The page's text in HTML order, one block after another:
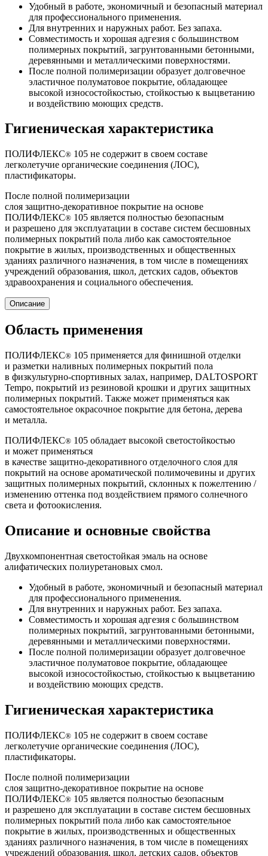
Удобный в работе, экономичный и безопасный материал
для профессионального применения.
Для внутренних и наружных работ. Без запаха.
Совместимость и хорошая адгезия с большинством
полимерных покрытий, загрунтованными бетонными,
деревянными и металлическими поверхностями.
После полной полимеризации образует долговечное
эластичное полуматовое покрытие, обладающее
высокой износостойкостью, стойкостью к выцветанию
и воздействию моющих средств.
Гигиеническая характеристика
ПОЛИФЛЕКС® 105 не содержит в своем составе
легколетучие органические соединения (ЛОС),
пластификаторы.
После полной полимеризации
слоя защитно-декоративное покрытие на основе
ПОЛИФЛЕКС® 105 является полностью безопасным
и разрешено для эксплуатации в составе систем бесшовных
полимерных покрытий пола либо как самостоятельное
покрытие в жилых, производственных и общественных
зданиях различного назначения, в том числе в помещениях
учреждений образования, школ, детских садов, объектов
здравоохранения и социального обеспечения.
Описание
Область применения
ПОЛИФЛЕКС® 105 применяется для финишной отделки
и разметки наливных полимерных покрытий пола
в физкультурно-спортивных залах, например, DALTOSPORT
Tempo, покрытий из резиновой крошки и других защитных
полимерных покрытий. Также может применяться как
самостоятельное окрасочное покрытие для бетона, дерева
и металла.
ПОЛИФЛЕКС® 105 обладает высокой светостойкостью
и может применяться
в качестве защитно-декоративного отделочного слоя для
покрытий на основе ароматической полимочевины и других
защитных полимерных покрытий, склонных к пожелтению /
изменению оттенка под воздействием прямого солнечного
света и фотоокисления.
Описание и основные свойства
Двухкомпонентная светостойкая эмаль на основе
алифатических полиуретановых смол.
Удобный в работе, экономичный и безопасный материал
для профессионального применения.
Для внутренних и наружных работ. Без запаха.
Совместимость и хорошая адгезия с большинством
полимерных покрытий, загрунтованными бетонными,
деревянными и металлическими поверхностями.
После полной полимеризации образует долговечное
эластичное полуматовое покрытие, обладающее
высокой износостойкостью, стойкостью к выцветанию
и воздействию моющих средств.
Гигиеническая характеристика
ПОЛИФЛЕКС® 105 не содержит в своем составе
легколетучие органические соединения (ЛОС),
пластификаторы.
После полной полимеризации
слоя защитно-декоративное покрытие на основе
ПОЛИФЛЕКС® 105 является полностью безопасным
и разрешено для эксплуатации в составе систем бесшовных
полимерных покрытий пола либо как самостоятельное
покрытие в жилых, производственных и общественных
зданиях различного назначения, в том числе в помещениях
учреждений образования, школ, детских садов, объектов